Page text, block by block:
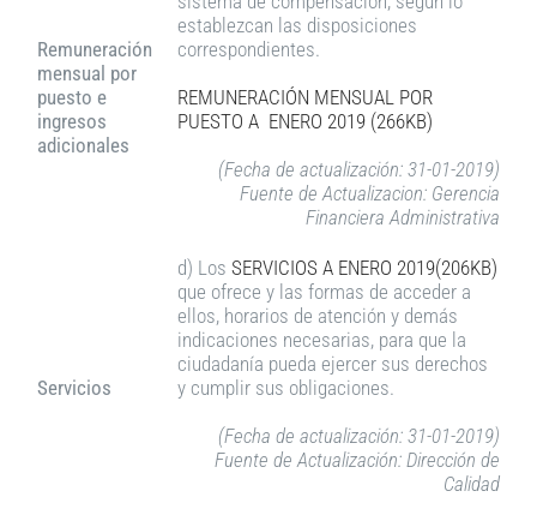
Remuneración
mensual por
puesto e
ingresos
adicionales
establezcan las disposiciones
correspondientes.
REMUNERACIÓN MENSUAL POR
PUESTO A ENERO 2019 (266KB)
(Fecha de actualización: 31-01-2019)
Fuente de Actualizacion: Gerencia
Financiera Administrativa
Servicios
d) Los SERVICIOS A ENERO 2019(206KB)
que ofrece y las formas de acceder a
ellos, horarios de atención y demás
indicaciones necesarias, para que la
ciudadanía pueda ejercer sus derechos
y cumplir sus obligaciones.
(Fecha de actualización: 31-01-2019)
Fuente de Actualización: Dirección de
Calidad